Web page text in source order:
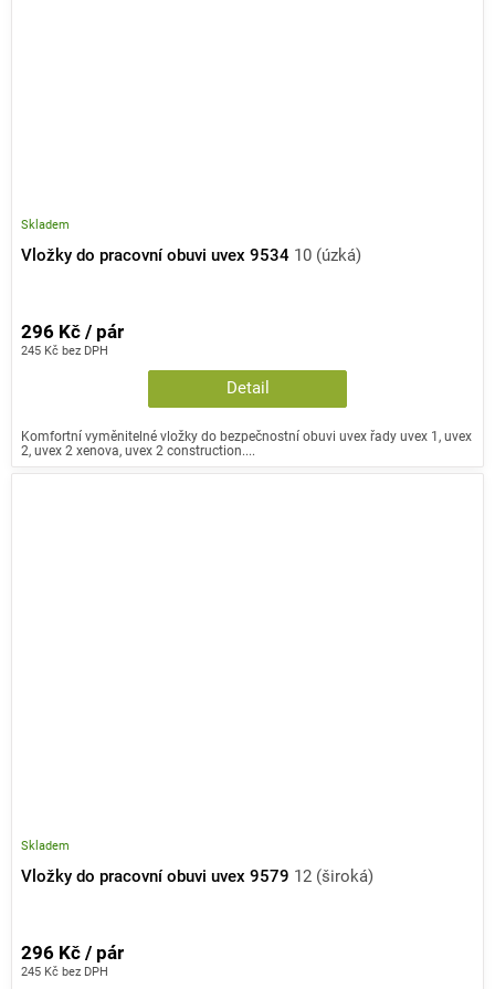
Vložky do pracovní obuvi uvex 9534 10 (úzká)
Skladem
245 Kč bez DPH
296 Kč / pár
Detail
Komfortní vyměnitelné vložky do bezpečnostní obuvi uvex řady uvex 1, uvex
2, uvex 2 xenova, uvex 2 construction....
Vložky do pracovní obuvi uvex 9579 12 (široká)
Skladem
245 Kč bez DPH
296 Kč / pár